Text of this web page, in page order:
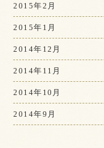
2015年2月
2015年1月
2014年12月
2014年11月
2014年10月
2014年9月